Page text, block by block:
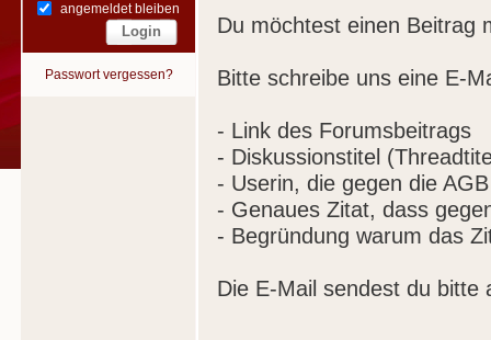
angemeldet bleiben
Passwort vergessen?
Du möchtest einen Beitrag
Bitte schreibe uns eine E-
- Link des Forumsbeitrags
- Diskussionstitel
- Userin, die gegen die
- Genaues Zitat, dass
- Begründung warum das
Die E-Mail sendest du bitte